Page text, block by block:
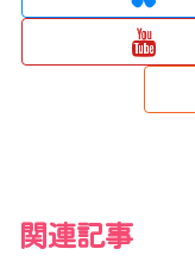
関連記事